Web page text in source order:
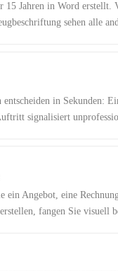
Jahren in Word erstellt.
sehen alle
in Sekunden:
signalisiert
ein Angebot, eine
fangen Sie visuell